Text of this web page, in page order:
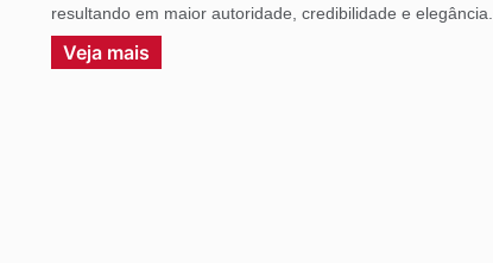
resultando em maior autoridade, credibilidade e elegância.
Veja mais